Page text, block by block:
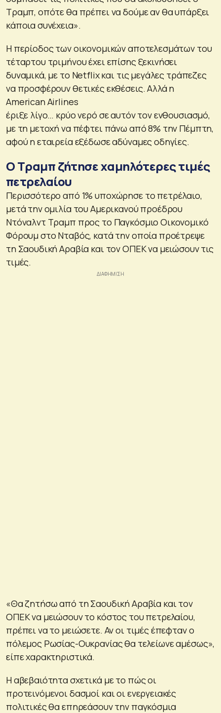
Τραμπ, οπότε θα πρέπει να δούμε αν θα υπάρξει
κάποια συνέχεια».
Η περίοδος των οικονομικών αποτελεσμάτων του
τέταρτου τριμήνου έχει επίσης ξεκινήσει
δυναμικά, με το Netflix και τις μεγάλες τράπεζες
να προσφέρουν θετικές εκθέσεις. Αλλά η
American Airlines
έριξε λίγο… κρύο νερό σε αυτόν τον ενθουσιασμό,
με τη μετοχή να πέφτει πάνω από 8% την Πέμπτη,
αφού η εταιρεία εξέδωσε αδύναμες οδηγίες.
Ο Τραμπ ζήτησε χαμηλότερες τιμές
πετρελαίου
Περισσότερο από 1% υποχώρησε το πετρέλαιο,
μετά την ομιλία του Αμερικανού προέδρου
Ντόναλντ Τραμπ προς το Παγκόσμιο Οικονομικό
Φόρουμ στο Νταβός, κατά την οποία προέτρεψε
τη Σαουδική Αραβία και τον ΟΠΕΚ να μειώσουν τις
τιμές.
«Θα ζητήσω από τη Σαουδική Αραβία και τον
ΟΠΕΚ να μειώσουν το κόστος του πετρελαίου,
πρέπει να το μειώσετε. Αν οι τιμές έπεφταν ο
πόλεμος Ρωσίας-Ουκρανίας θα τελείωνε αμέσως»,
είπε χαρακτηριστικά.
Η αβεβαιότητα σχετικά με το πώς οι
προτεινόμενοι δασμοί και οι ενεργειακές
πολιτικές θα επηρεάσουν την παγκόσμια